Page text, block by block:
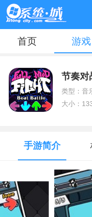
首页 游戏
节奏对
类型：音
大小：
手游简介